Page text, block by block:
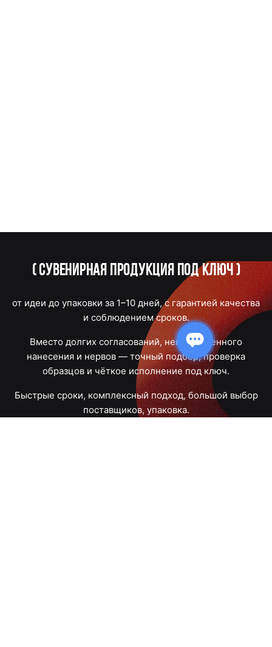
(Сувенирная продукция под ключ)
от идеи до упаковки за 1–10 дней, с гарантией качества
и соблюдением сроков.
Вместо долгих согласований, некачественного
нанесения и нервов — точный подбор, проверка
образцов и чёткое исполнение под ключ.
Быстрые сроки, комплексный подход, большой выбор
поставщиков, упаковка.